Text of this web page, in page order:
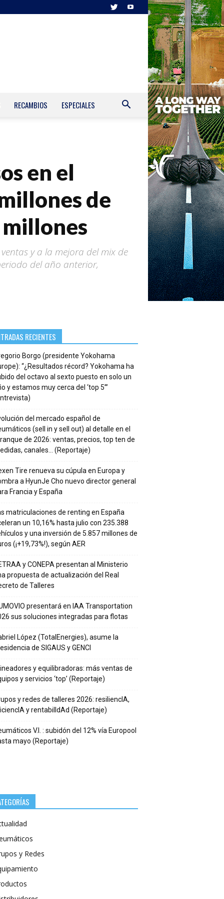
RECAMBIOS ESPECIALES
en el
de
y a la mejora del mix de
del año anterior,
RECIENTES
Borgo (presidente Yokohama
“¿Resultados récord? Yokohama ha
del octavo al sexto puesto en solo un
y estamos muy cerca del ‘top 5’”
del mercado español de
(sell in y sell out) al detalle en el
de 2026: ventas, precios, top ten de
canales… (Reportaje)
Tire renueva su cúpula en Europa y
a HyunJe Cho nuevo director general
Francia y España
matriculaciones de renting en España
un 10,16% hasta julio con 235.388
y una inversión de 5.857 millones de
(¡+19,73%!), según AER
y CONEPA presentan al Ministerio
propuesta de actualización del Real
de Talleres
presentará en IAA Transportation
sus soluciones integradas para flotas
López (TotalEnergies), asume la
de SIGAUS y GENCI
y equilibradoras: más ventas de
y servicios ‘top’ (Reportaje)
y redes de talleres 2026: resiliencIA,
y rentabilIdAd (Reportaje)
V.I. : subidón del 12% vía Europool
mayo (Reportaje)
y Redes